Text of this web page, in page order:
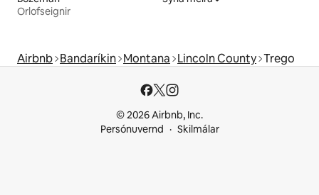
Orlofseignir
Airbnb Bandaríkin Montana Lincoln County Trego
© 2026 Airbnb, Inc.
Persónuvernd
Skilmálar